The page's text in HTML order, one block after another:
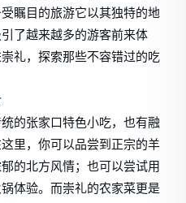
瞩目的旅游它以其独特的地
了越来越多的游客前来体
礼，探索那些不容错过的吃
的张家口特色小吃，也有融
里，你可以品尝到正宗的羊
的北方风情；也可以尝试用
体验。而崇礼的农家菜更是